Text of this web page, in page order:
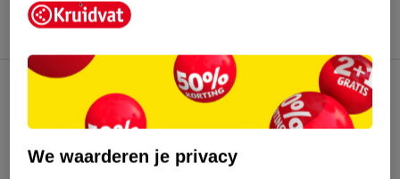
Kruidvat Club
Klantenservice
We waarderen je privacy